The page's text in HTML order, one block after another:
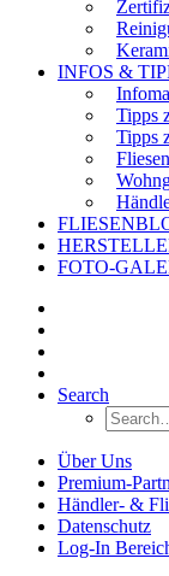
INFOS &
Tipps
Tipps
FOTO-
Search
Über Uns
Premium-
Händler- &
Datenschutz
Log-In